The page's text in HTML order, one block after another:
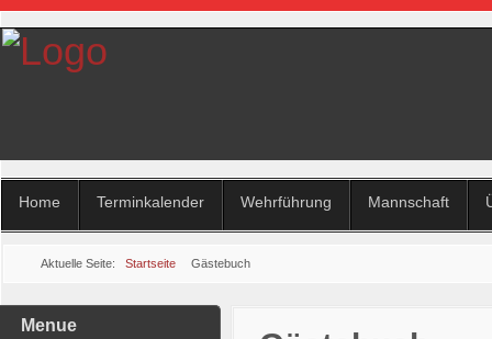
Home Terminkalender Wehrführung Mannschaft
Aktuelle Seite: Startseite Gästebuch
Menue